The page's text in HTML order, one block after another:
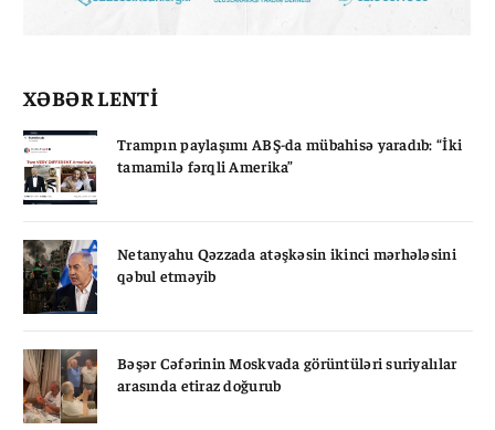
XƏBƏR LENTİ
Trampın paylaşımı ABŞ-da mübahisə yaradıb: “İki
tamamilə fərqli Amerika”
Netanyahu Qəzzada atəşkəsin ikinci mərhələsini
qəbul etməyib
Bəşər Cəfərinin Moskvada görüntüləri suriyalılar
arasında etiraz doğurub